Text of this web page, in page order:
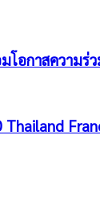
โอกาสความร่